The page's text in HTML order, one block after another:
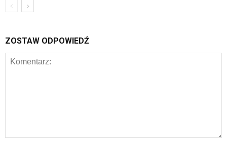
ZOSTAW ODPOWIEDŹ